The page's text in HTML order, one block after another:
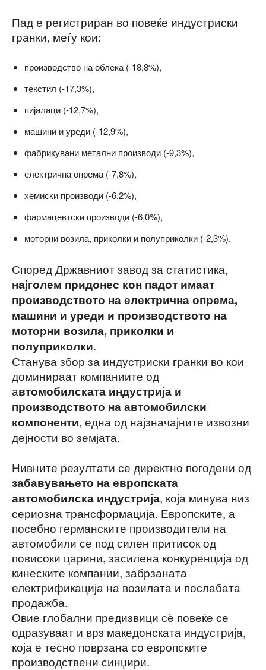
Пад е регистриран во повеќе индустриски
гранки, меѓу кои:
производство на облека (-18,8%),
текстил (-17,3%),
пијалаци (-12,7%),
машини и уреди (-12,9%),
фабрикувани метални производи (-9,3%),
електрична опрема (-7,8%),
хемиски производи (-6,2%),
фармацевтски производи (-6,0%),
моторни возила, приколки и полуприколки (-2,3%).
Според Државниот завод за статистика,
најголем придонес кон падот имаат
производството на електрична опрема,
машини и уреди и производството на
моторни возила, приколки и
полуприколки.
Станува збор за индустриски гранки во кои
доминираат компаниите од
автомобилската индустрија и
производството на автомобилски
компоненти, една од најзначајните извозни
дејности во земјата.
Нивните резултати се директно погодени од
забавувањето на европската
автомобилска индустрија, која минува низ
сериозна трансформација. Европските, а
посебно германските производители на
автомобили се под силен притисок од
повисоки царини, засилена конкуренција од
кинеските компании, забрзаната
електрификација на возилата и послабата
продажба.
Овие глобални предизвици сè повеќе се
одразуваат и врз македонската индустрија,
која е тесно поврзана со европските
производствени синџири.